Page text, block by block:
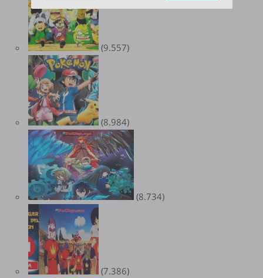
(9.557)
(8.984)
(8.734)
(7.386)